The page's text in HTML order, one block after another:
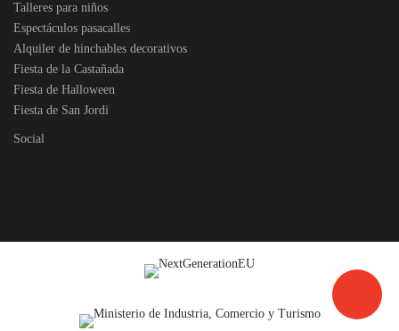
Talleres para niños
Espectáculos pasacalles
Alquiler de hinchables decorativos
Fiesta de la Castañada
Fiesta de Halloween
Fiesta de San Jordi
Social